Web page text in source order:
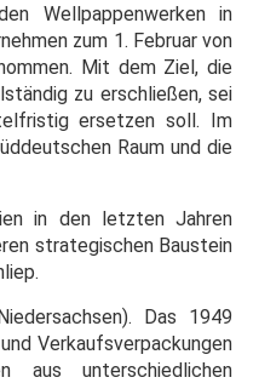
Wellpappenwerken in
zum 1. Februar von
Mit dem Ziel, die
zu erschließen, sei
ersetzen soll. Im
Raum und die
in den letzten Jahren
strategischen Baustein
Das 1949
Verkaufsverpackungen
aus unterschiedlichen